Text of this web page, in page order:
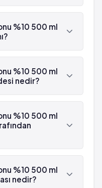
%10 500 ml
%10 500 ml
%10 500 ml
nedir?
500 ml şişe
'dür.
%10 500 ml
500 ml şişe
%10 500 ml
nedir?